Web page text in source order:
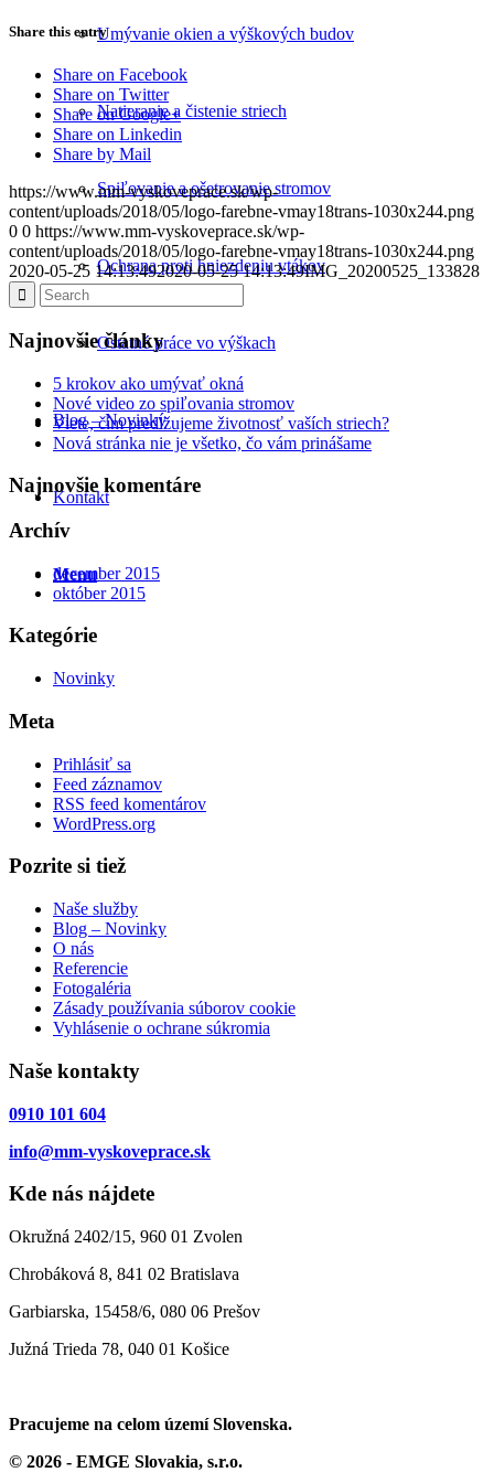
Umývanie okien a výškových budov
Natieranie a čistenie striech
Spiľovanie a ošetrovanie stromov
Ochrana proti hniezdeniu vtákov
Ostatné práce vo výškach
Blog – Novinky
Kontakt
Menu
Share this entry
Share on Facebook
Share on Twitter
Share on Google+
Share on Linkedin
Share by Mail
https://www.mm-vyskoveprace.sk/wp-
content/uploads/2018/05/logo-farebne-vmay18trans-1030x244.png
0 0 https://www.mm-vyskoveprace.sk/wp-
content/uploads/2018/05/logo-farebne-vmay18trans-1030x244.png
2020-05-25 14:13:492020-05-25 14:13:49IMG_20200525_133828
Najnovšie články
5 krokov ako umývať okná
Nové video zo spiľovania stromov
Viete, čím predĺžujeme životnosť vaších striech?
Nová stránka nie je všetko, čo vám prinášame
Najnovšie komentáre
Archív
december 2015
október 2015
Kategórie
Novinky
Meta
Prihlásiť sa
Feed záznamov
RSS feed komentárov
WordPress.org
Pozrite si tiež
Naše služby
Blog – Novinky
O nás
Referencie
Fotogaléria
Zásady používania súborov cookie
Vyhlásenie o ochrane súkromia
Naše kontakty
0910 101 604
info@mm-vyskoveprace.sk
Kde nás nájdete
Okružná 2402/15, 960 01 Zvolen
Chrobáková 8, 841 02 Bratislava
Garbiarska, 15458/6, 080 06 Prešov
Južná Trieda 78, 040 01 Košice
Pracujeme na celom území Slovenska.
© 2026 - EMGE Slovakia, s.r.o.